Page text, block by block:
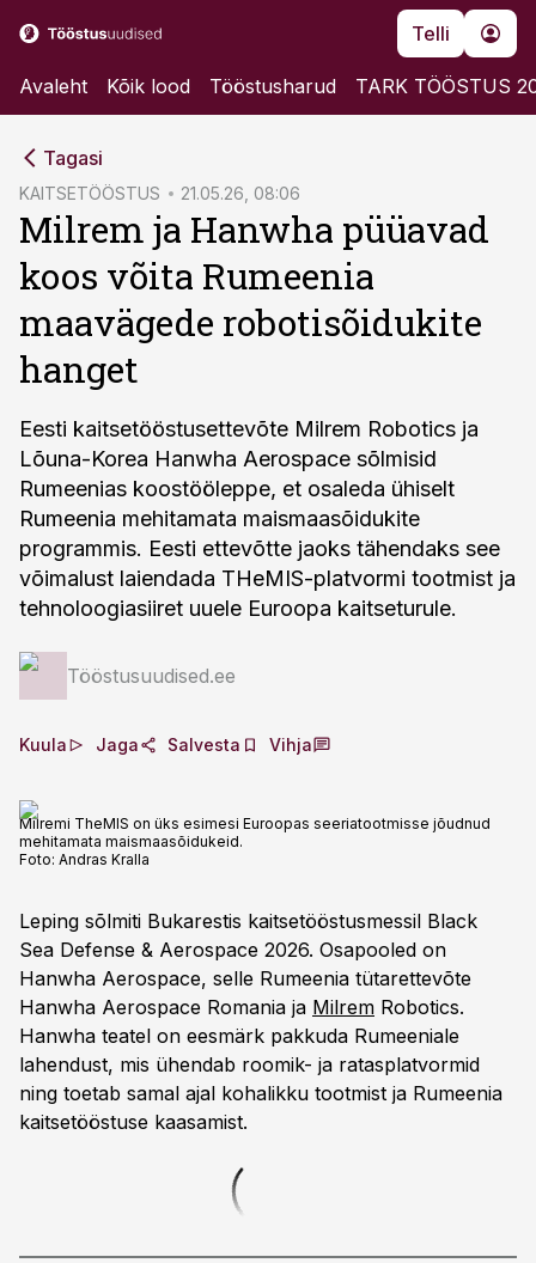
Telli
Avaleht Kõik lood Tööstusharud TARK TÖÖSTUS
Tagasi
KAITSETÖÖSTUS 21.05.26, 08:06
Milrem ja Hanwha püüavad
koos võita Rumeenia
maavägede robotisõidukite
hanget
Eesti kaitsetööstusettevõte Milrem Robotics ja
Lõuna-Korea Hanwha Aerospace sõlmisid
Rumeenias koostööleppe, et osaleda ühiselt
Rumeenia mehitamata maismaasõidukite
programmis. Eesti ettevõtte jaoks tähendaks see
võimalust laiendada THeMIS-platvormi tootmist ja
tehnoloogiasiiret uuele Euroopa kaitseturule.
Tööstusuudised.ee
Kuula Jaga Salvesta Vihja
Milremi TheMIS on üks esimesi Euroopas seeriatootmisse jõudnud
mehitamata maismaasõidukeid.
Foto: Andras Kralla
Leping sõlmiti Bukarestis kaitsetööstusmessil Black
Sea Defense & Aerospace 2026. Osapooled on
Hanwha Aerospace, selle Rumeenia tütarettevõte
Hanwha Aerospace Romania ja Milrem Robotics.
Hanwha teatel on eesmärk pakkuda Rumeeniale
lahendust, mis ühendab roomik- ja ratasplatvormid
ning toetab samal ajal kohalikku tootmist ja Rumeenia
kaitsetööstuse kaasamist.